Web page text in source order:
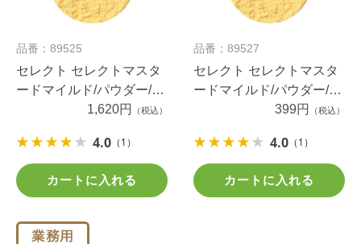
品番：89525
セレクト セレクトマスタ
ードマイルド/パウダー/袋
1,620円 （税込）
4.0 （1）
カートに入れる
品番：89527
セレクト セレクトマスタ
ードマイルド/パウダー/袋
399円 （税込）
4.0 （1）
カートに入れる